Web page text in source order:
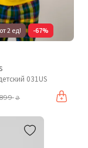
2 ед! -67%
031US
₴